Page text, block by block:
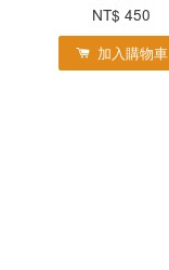
NT$ 450
加入購物車